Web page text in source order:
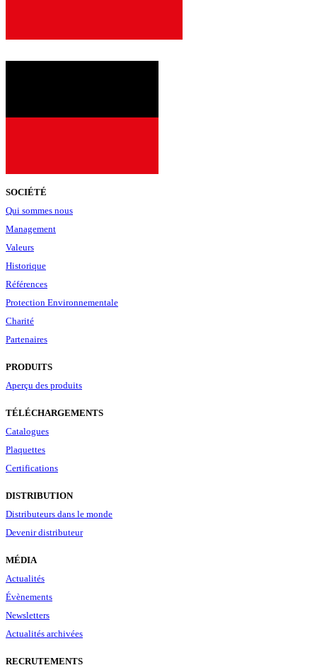
SOCIÉTÉ
Qui sommes nous
Management
Valeurs
Historique
Références
Protection Environnementale
Charité
Partenaires
PRODUITS
Aperçu des produits
TÉLÉCHARGEMENTS
Catalogues
Plaquettes
Certifications
DISTRIBUTION
Distributeurs dans le monde
Devenir distributeur
MÉDIA
Actualités
Évènements
Newsletters
Actualités archivées
RECRUTEMENTS